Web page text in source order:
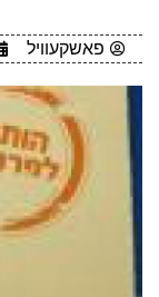
פאשקעוויל